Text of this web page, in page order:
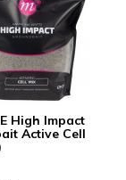
High Impact
Active Cell